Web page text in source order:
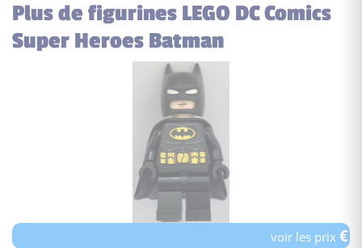
Plus de figurines LEGO DC Comics
Super Heroes Batman
voir les prix€